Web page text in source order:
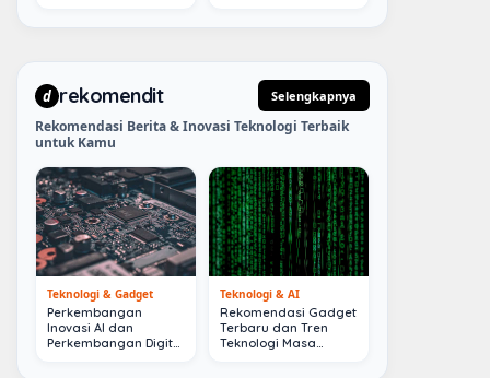
d rekomendit Selengkapnya
Rekomendasi Berita & Inovasi Teknologi Terbaik
untuk Kamu
Teknologi & Gadget
Perkembangan
Inovasi AI dan
Perkembangan Digital
Teknologi & AI
Rekomendasi Gadget
Terbaru dan Tren
Teknologi Masa